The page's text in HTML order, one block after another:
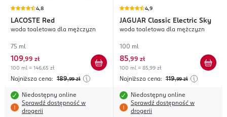
4,8
LACOSTE Red
woda toaletowa dla mężczyzn
75 ml
109,99 zł
100 ml = 146,65 zł
Najniższa cena: 189,99 zł
Niedostępny online
Sprawdź dostępność w
drogerii
4,9
JAGUAR Classic Electric Sky
woda toaletowa dla mężczyzn
100 ml
85,99 zł
100 ml = 85,99 zł
Najniższa cena: 119,99 zł
Niedostępny online
Sprawdź dostępność w
drogerii